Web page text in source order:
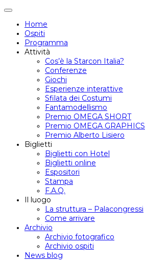
Attiva/disattiva
navigazione
Home
Ospiti
Programma
Attività
Cos’è la Starcon Italia?
Conferenze
Giochi
Esperienze interattive
Sfilata dei Costumi
Fantamodellismo
Premio OMEGA SHORT
Premio OMEGA GRAPHICS
Premio Alberto Lisiero
Biglietti
Biglietti con Hotel
Biglietti online
Espositori
Stampa
F.A.Q.
Il luogo
La struttura – Palacongressi
Come arrivare
Archivio
Archivio fotografico
Archivio ospiti
News blog